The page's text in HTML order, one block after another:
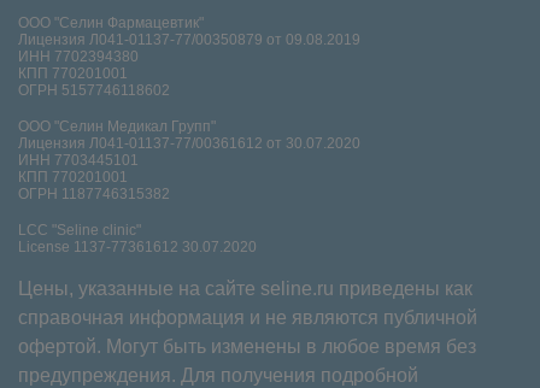
ООО "Селин Фармацевтик"
Лицензия Л041-01137-77/00350879 от 09.08.2019
ИНН 7702394380
КПП 770201001
ОГРН 5157746118602
ООО "Селин Медикал Групп"
Лицензия Л041-01137-77/00361612 от 30.07.2020
ИНН 7703445101
КПП 770201001
ОГРН 1187746315382
LCC "Seline clinic"
License 1137-77361612 30.07.2020
Цены, указанные на сайте seline.ru приведены как
справочная информация и не являются публичной
офертой. Могут быть изменены в любое время без
предупреждения. Для получения подробной